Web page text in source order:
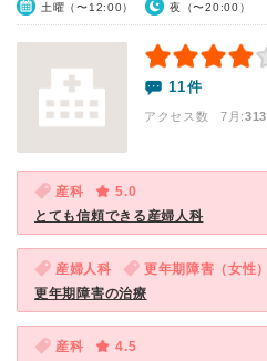
土曜（〜12:00） 夜（〜20:00）
11件
アクセス数 7月:313
産科
5.0
とても信頼できる産婦人科
産婦人科 更年期障害（女性）
更年期障害の治療
産科
4.5